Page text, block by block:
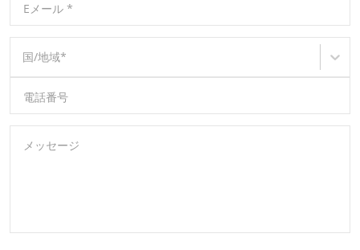
Eメール *
国/地域*
電話番号
メッセージ